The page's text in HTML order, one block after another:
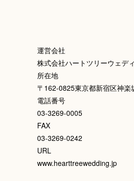
運営会社
株式会社ハートツリーウェデ
所在地
〒162-0825東京都新宿区神楽
電話番号
03-3269-0005
FAX
03-3269-0242
URL
www.hearttreewedding.jp